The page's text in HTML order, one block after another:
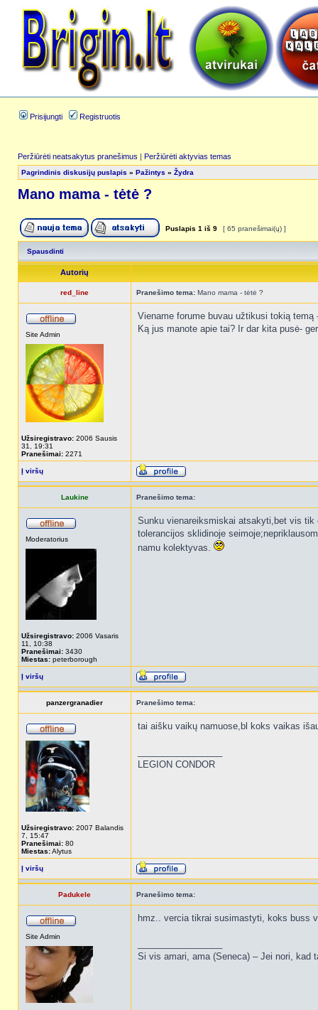
Prisijungti Registruotis
Peržiūrėti neatsakytus pranešimus | Peržiūrėti aktyvias temas
Pagrindinis diskusijų puslapis » Pažintys » Žydra
Mano mama - tėtė ?
Puslapis 1 iš 9 [ 65 pranešimai(ų) ]
Spausdinti
Autorių
red_line Pranešimo tema: Mano mama - tėtė ?
Site Admin
Užsiregistravo: 2006 Sausis
31, 19:31
Pranešimai: 2271
Viename forume buvau užtikusi tokią
Ką jus manote apie tai? Ir dar kita pusė-
Į viršų
Laukine Pranešimo tema:
Moderatorius
Užsiregistravo: 2006 Vasaris
11, 10:38
Pranešimai: 3430
Miestas: peterborough
Sunku vienareiksmiskai atsakyti,bet vis
tolerancijos sklidinoje
namu kolektyvas.
Į viršų
panzergranadier Pranešimo tema:
Užsiregistravo: 2007 Balandis
7, 15:47
Pranešimai: 80
Miestas:Alytus
tai aišku vaikų namuose,bl koks vaikas
LEGION CONDOR
Į viršų
Padukele Pranešimo tema:
Site Admin
hmz.. vercia tikrai susimastyti, koks buss
Si vis amari, ama (Seneca) – Jei nori, kad